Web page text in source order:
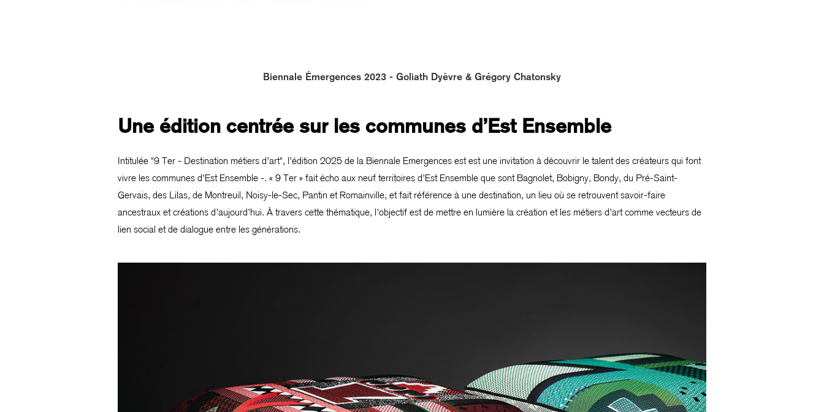
Biennale Émergences 2023 - Goliath Dyèvre & Grégory Chatonsky
Une édition centrée sur les communes d’Est Ensemble
Intitulée "9 Ter - Destination métiers d’art", l’édition 2025 de la Biennale Emergences est est une invitation à découvrir le talent des créateurs qui font
vivre les communes d’Est Ensemble -. « 9 Ter » fait écho aux neuf territoires d’Est Ensemble que sont Bagnolet, Bobigny, Bondy, du Pré-Saint-
Gervais, des Lilas, de Montreuil, Noisy-le-Sec, Pantin et Romainville, et fait référence à une destination, un lieu où se retrouvent savoir-faire
ancestraux et créations d’aujourd’hui. À travers cette thématique, l’objectif est de mettre en lumière la création et les métiers d’art comme vecteurs de
lien social et de dialogue entre les générations.